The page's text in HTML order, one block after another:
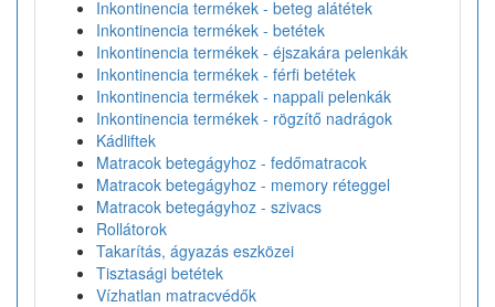
Inkontinencia termékek - beteg alátétek
Inkontinencia termékek - betétek
Inkontinencia termékek - éjszakára pelenkák
Inkontinencia termékek - férfi betétek
Inkontinencia termékek - nappali pelenkák
Inkontinencia termékek - rögzítő nadrágok
Kádliftek
Matracok betegágyhoz - fedőmatracok
Matracok betegágyhoz - memory réteggel
Matracok betegágyhoz - szivacs
Rollátorok
Takarítás, ágyazás eszközei
Tisztasági betétek
Vízhatlan matracvédők